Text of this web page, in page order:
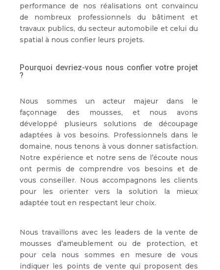
performance de nos réalisations ont convaincu
de nombreux professionnels du bâtiment et
travaux publics, du secteur automobile et celui du
spatial à nous confier leurs projets.
Pourquoi devriez-vous nous confier votre projet
?
Nous sommes un acteur majeur dans le
façonnage des mousses, et nous avons
développé plusieurs solutions de découpage
adaptées à vos besoins. Professionnels dans le
domaine, nous tenons à vous donner satisfaction.
Notre expérience et notre sens de l’écoute nous
ont permis de comprendre vos besoins et de
vous conseiller. Nous accompagnons les clients
pour les orienter vers la solution la mieux
adaptée tout en respectant leur choix.
Nous travaillons avec les leaders de la vente de
mousses d’ameublement ou de protection, et
pour cela nous sommes en mesure de vous
indiquer les points de vente qui proposent des